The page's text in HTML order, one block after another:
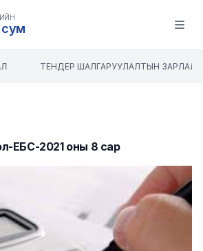
сум Open
ТЕНДЕР ШАЛГАРУУЛАЛТЫН ЗАРЛАЛ
ЕБС-2021 оны 8 сар